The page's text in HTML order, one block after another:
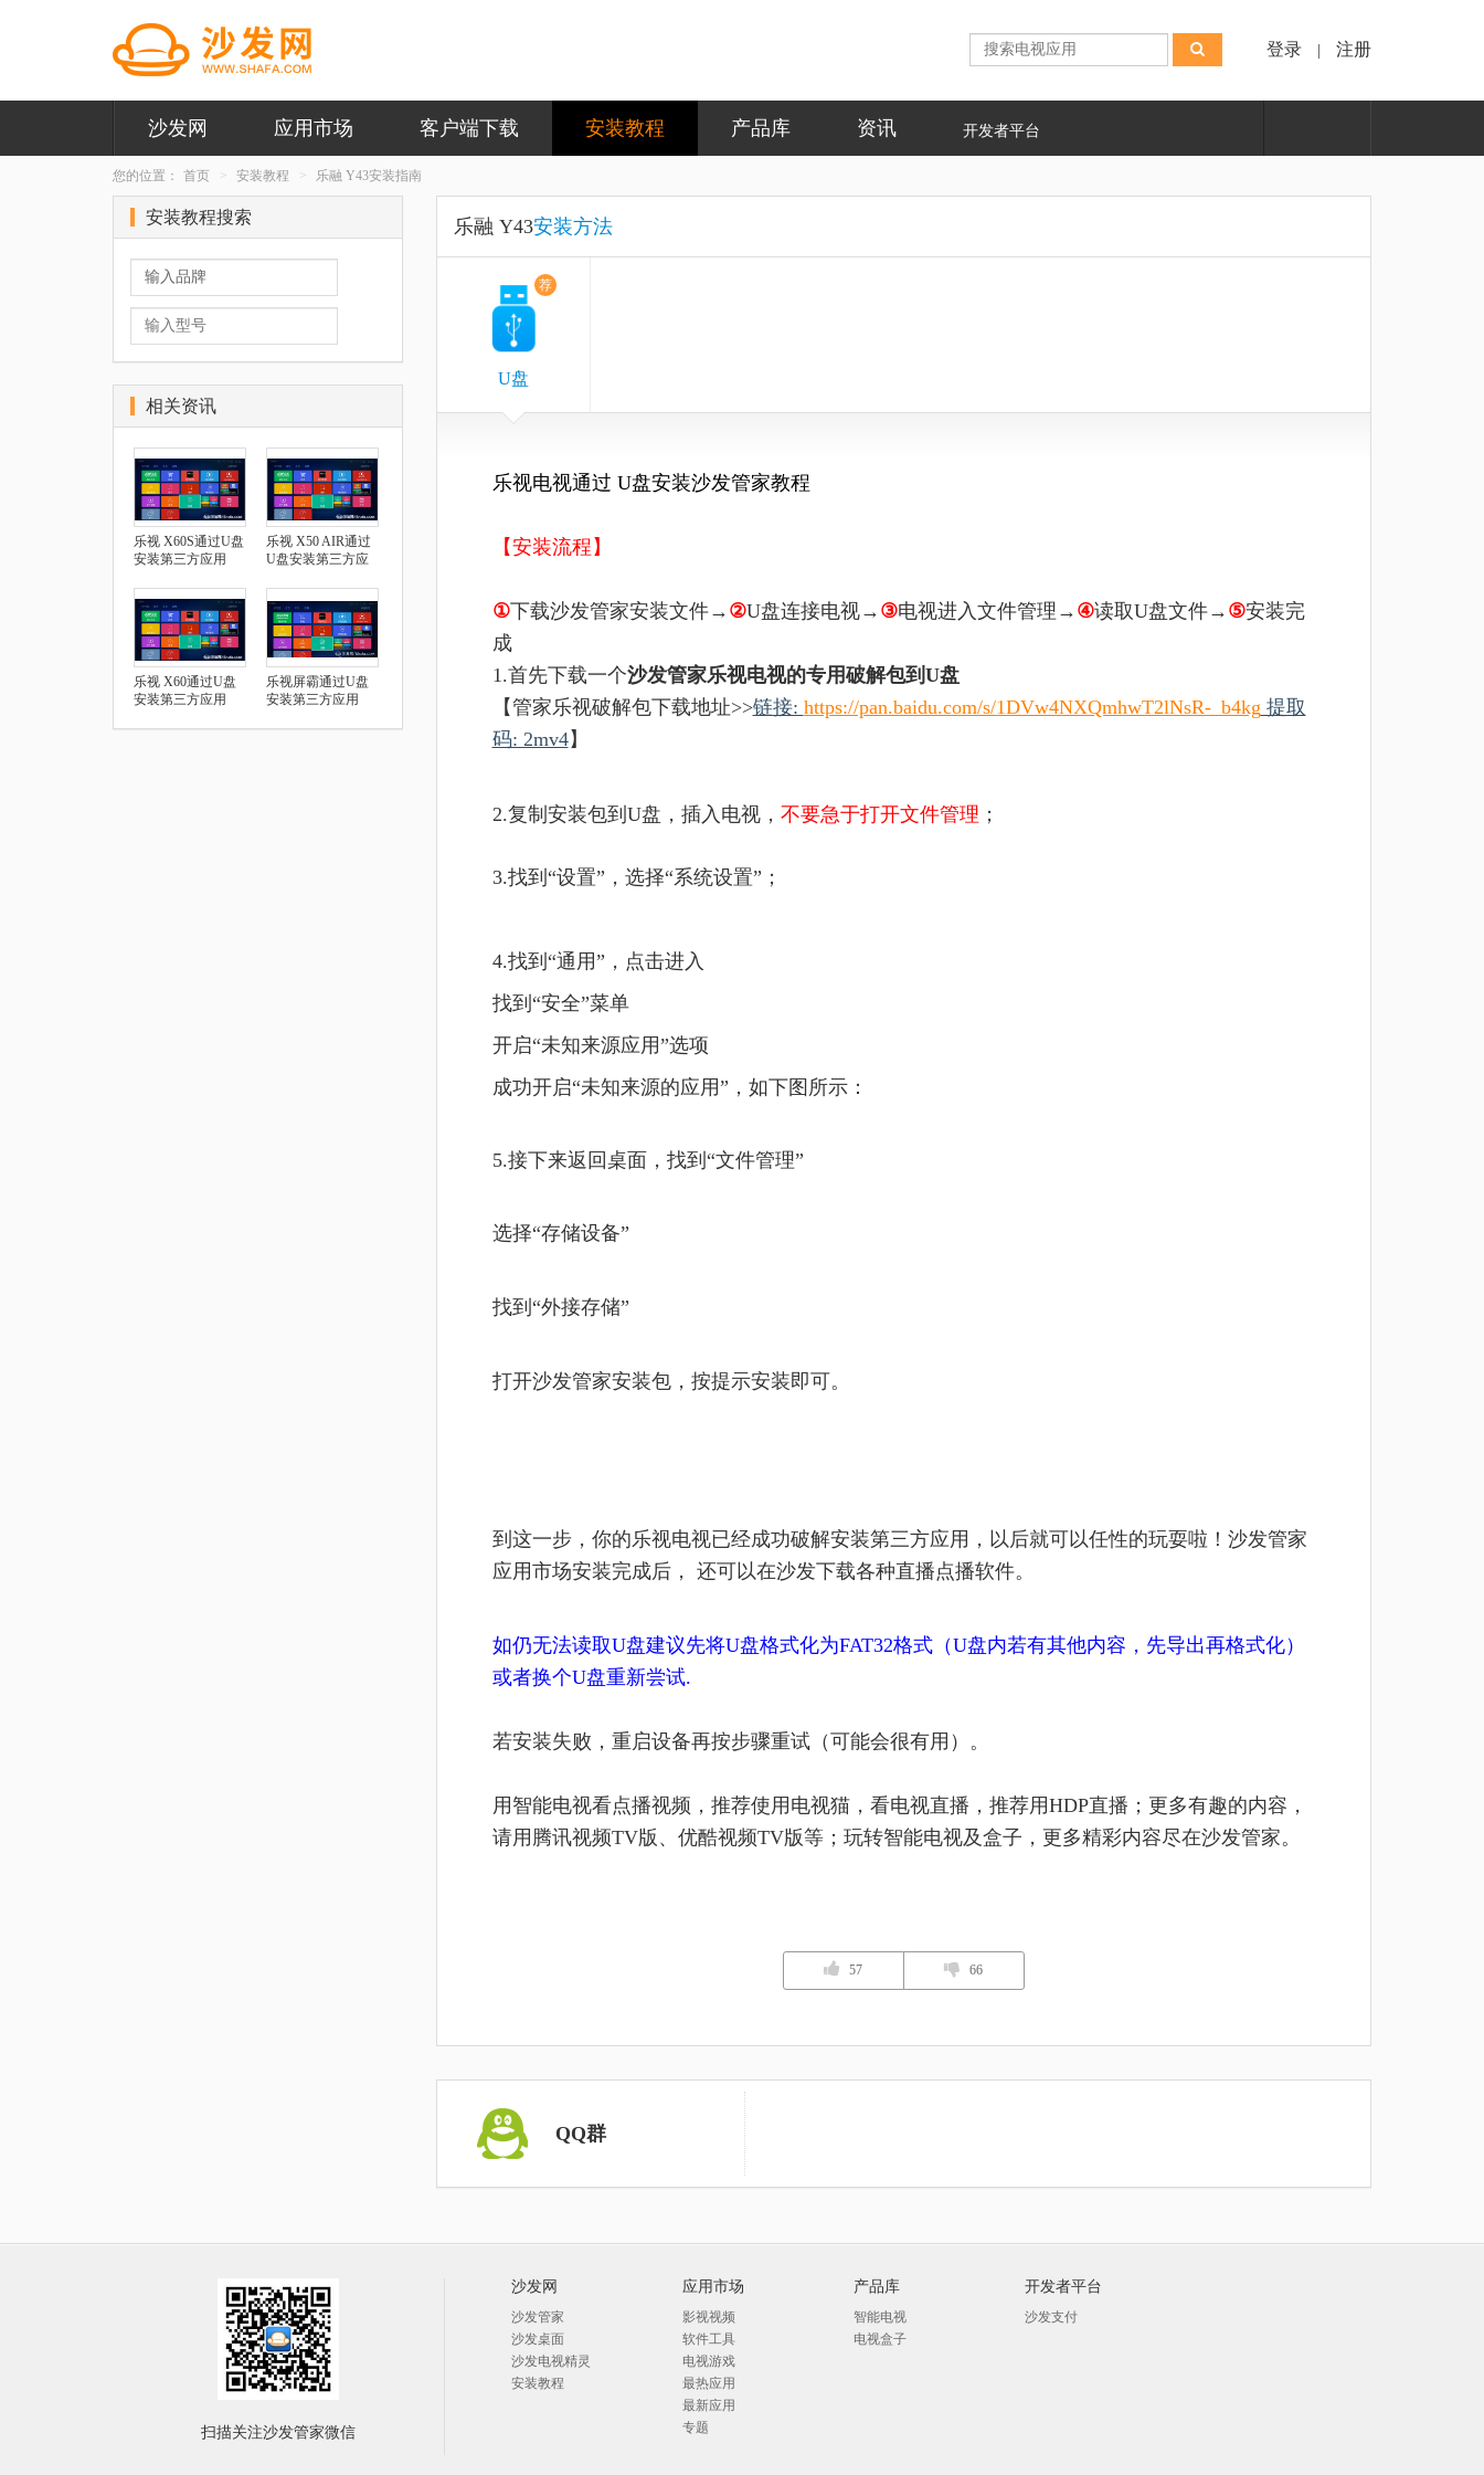
登录 注册
沙发网 应用市场 客户端下载 安装教程 产品库 资讯 开发者平台
您的位置： 首页 安装教程 乐融 Y43安装指南
乐融 Y43安装方法
荐
U盘
乐视电视通过 U盘安装沙发管家教程
【安装流程】
①下载沙发管家安装文件→ ②U盘连接电视→ ③电视进入文件管理→ ④读取U盘文件→ ⑤安装完
成
1.首先下载一个沙发管家乐视电视的专用破解包到U盘
【管家乐视破解包下载地址>>链接: https://pan.baidu.com/s/1DVw4NXQmhwT2lNsR-_b4kg 提取
码: 2mv4】
2.复制安装包到U盘，插入电视， 不要急于打开文件管理 ；
3.找到“设置”，选择“系统设置”；
4.找到“通用”，点击进入
找到“安全”菜单
开启“未知来源应用”选项
成功开启“未知来源的应用”，如下图所示：
5.接下来返回桌面，找到“文件管理”
选择“存储设备”
找到“外接存储”
打开沙发管家安装包，按提示安装即可。
到这一步，你的乐视电视已经成功破解安装第三方应用，以后就可以任性的玩耍啦！沙发管家
应用市场安装完成后， 还可以在沙发下载各种直播点播软件。
如仍无法读取U盘建议先将U盘格式化为FAT32格式（U盘内若有其他内容，先导出再格式化）
或者换个U盘重新尝试.
若安装失败，重启设备再按步骤重试（可能会很有用）。
用智能电视看点播视频，推荐使用电视猫，看电视直播，推荐用HDP直播；更多有趣的内容，
请用腾讯视频TV版、优酷视频TV版等；玩转智能电视及盒子，更多精彩内容尽在沙发管家。
57 66
QQ群
安装教程搜索
相关资讯
乐视 X60S通过U盘
安装第三方应用
乐视 X50 AIR通过
U盘安装第三方应
乐视 X60通过U盘
安装第三方应用
乐视屏霸通过U盘
安装第三方应用
扫描关注沙发管家微信
沙发网
沙发管家
沙发桌面
沙发电视精灵
安装教程
应用市场
影视视频
软件工具
电视游戏
最热应用
最新应用
专题
产品库
智能电视
电视盒子
开发者平台
沙发支付